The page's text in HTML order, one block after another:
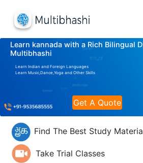
Learn kannada with a Rich Bilingual
Multibhashi
Learn Indian and Foreign Languages
Learn Music,Dance,Yoga and Other Skills
Get A Quote
Find The Best Study
Take Trial Classes